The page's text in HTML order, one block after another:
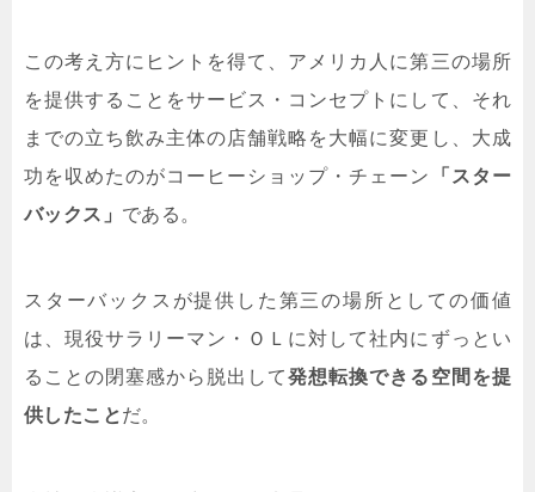
この考え方にヒントを得て、アメリカ人に第三の場所
を提供することをサービス・コンセプトにして、それ
までの立ち飲み主体の店舗戦略を大幅に変更し、大成
功を収めたのがコーヒーショップ・チェーン
「スター
バックス」 である。
スターバックスが提供した第三の場所としての価値
は、現役サラリーマン・ＯＬに対して社内にずっとい
ることの閉塞感から脱出して発想転換できる空間を提
供したことだ。